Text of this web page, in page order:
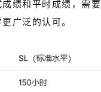
绩和平时成绩，需
广泛的认可。